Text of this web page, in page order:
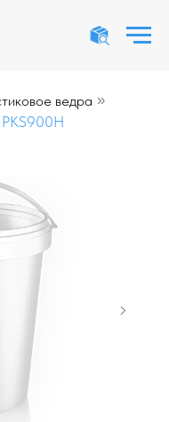
ведра »